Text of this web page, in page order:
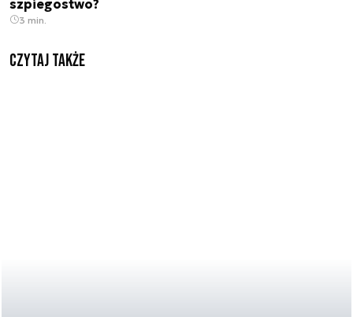
szpiegostwo?
3 min.
Czytaj także